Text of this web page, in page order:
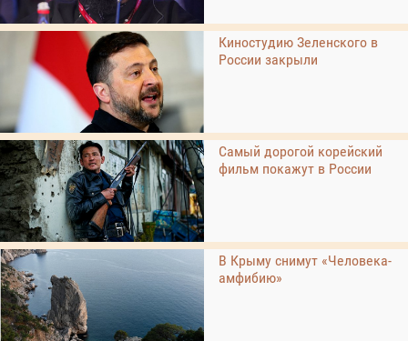
Киностудию Зеленского в
России закрыли
Самый дорогой корейский
фильм покажут в России
В Крыму снимут «Человека-
амфибию»